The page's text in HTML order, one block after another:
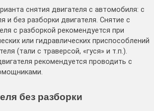
снятия двигателя с автомобиля: с
и без разборки двигателя. Снятие с
с разборкой рекомендуется при
или гидравлических приспособлений
(тали с траверсой, «гуся» и т.п.).
рекомендуется проводить с
без разборки